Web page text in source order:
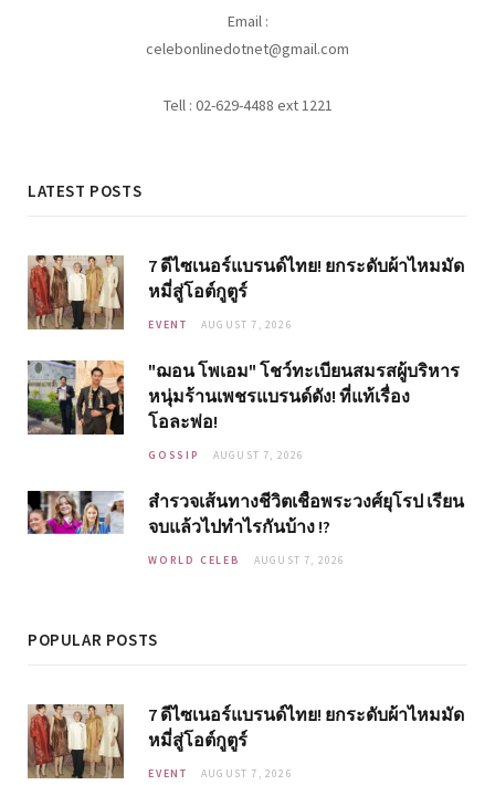
Email :
celebonlinedotnet@gmail.com
Tell : 02-629-4488 ext 1221
LATEST POSTS
7 ดีไซเนอร์แบรนด์ไทย! ยกระดับผ้าไหมมัด
หมี่สู่โอต์กูตูร์
EVENT AUGUST 7, 2026
"ฌอน โพเอม" โชว์ทะเบียนสมรสผู้บริหาร
หนุ่มร้านเพชรแบรนด์ดัง! ที่แท้เรื่อง
โอละพ่อ!
GOSSIP AUGUST 7, 2026
สำรวจเส้นทางชีวิตเชื้อพระวงศ์ยุโรป เรียน
จบแล้วไปทำไรกันบ้าง !?
WORLD CELEB AUGUST 7, 2026
POPULAR POSTS
7 ดีไซเนอร์แบรนด์ไทย! ยกระดับผ้าไหมมัด
หมี่สู่โอต์กูตูร์
EVENT AUGUST 7, 2026